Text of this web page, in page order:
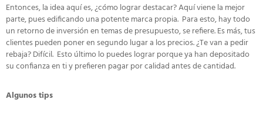
Entonces, la idea aquí es, ¿cómo lograr destacar? Aquí viene la mejor
parte, pues edificando una potente marca propia. Para esto, hay todo
un retorno de inversión en temas de presupuesto, se refiere. Es más, tus
clientes pueden poner en segundo lugar a los precios. ¿Te van a pedir
rebaja? Difícil. Esto último lo puedes lograr porque ya han depositado
su confianza en ti y prefieren pagar por calidad antes de cantidad.
Algunos tips